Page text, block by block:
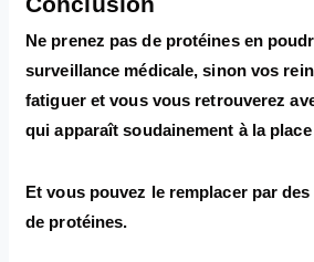
Ne prenez pas de protéines en
surveillance médicale, sinon vos
fatiguer et vous vous retrouverez
qui apparaît soudainement à la
Et vous pouvez le remplacer par
de protéines.